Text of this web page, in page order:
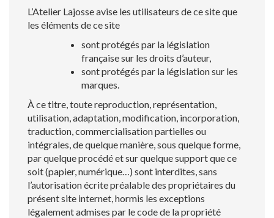
L’Atelier Lajosse avise les utilisateurs de ce site que
les éléments de ce site
sont protégés par la législation
française sur les droits d’auteur,
sont protégés par la législation sur les
marques.
À ce titre, toute reproduction, représentation,
utilisation, adaptation, modification, incorporation,
traduction, commercialisation partielles ou
intégrales, de quelque manière, sous quelque forme,
par quelque procédé et sur quelque support que ce
soit (papier, numérique…) sont interdites, sans
l’autorisation écrite préalable des propriétaires du
présent site internet, hormis les exceptions
légalement admises par le code de la propriété